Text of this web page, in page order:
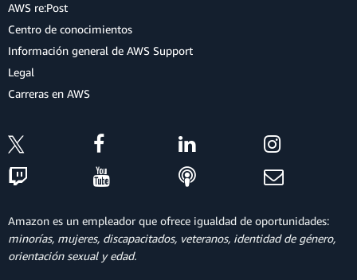
AWS re:Post
Centro de conocimientos
Información general de AWS Support
Legal
Carreras en AWS
Amazon es un empleador que ofrece igualdad de oportunidades:
minorías, mujeres, discapacitados, veteranos, identidad de género,
orientación sexual y edad.